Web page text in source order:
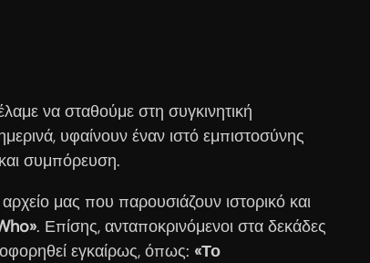
να σταθούμε στη συγκινητική
υφαίνουν έναν ιστό εμπιστοσύνης
συμπόρευση.
μας που παρουσιάζουν ιστορικό και
». Επίσης, ανταποκρινόμενοι στα δεκάδες
εγκαίρως, όπως: «Το